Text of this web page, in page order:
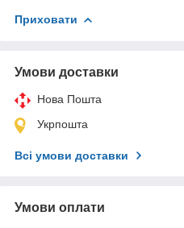
Приховати
Умови доставки
Нова Пошта
Укрпошта
Всі умови доставки
Умови оплати